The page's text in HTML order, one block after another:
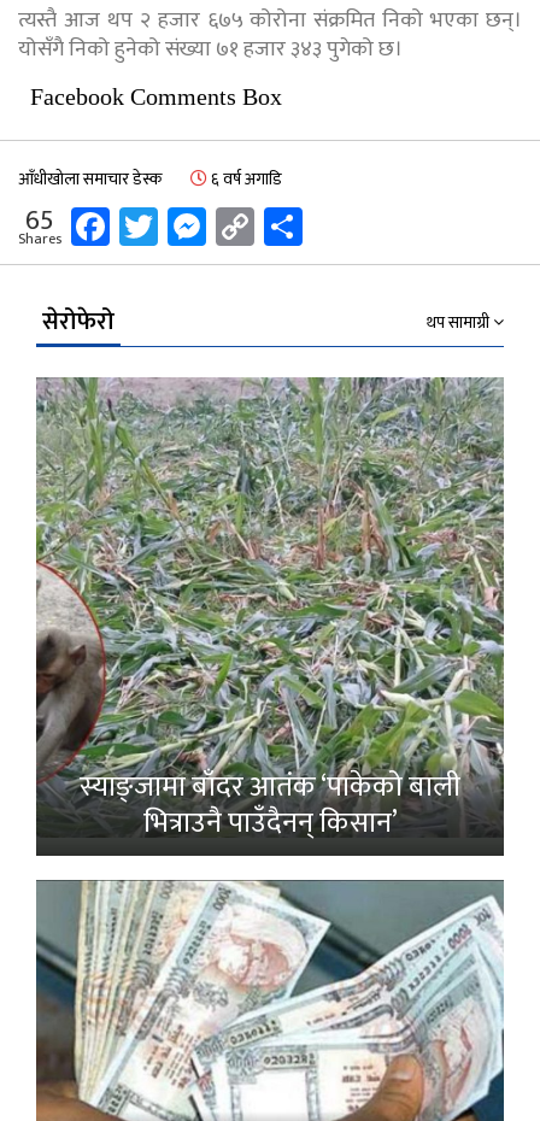
त्यस्तै आज थप २ हजार ६७५ कोरोना संक्रमित निको भएका छन्।
योसँगै निको हुनेको संख्या ७१ हजार ३४३ पुगेको छ।
Facebook Comments Box
आँधीखोला समाचार डेस्क ६ वर्ष अगाडि
65
Shares Facebook
Twitter
Messenger
Copy
Link
सेरोफेरो थप सामाग्री
स्याङ्जामा बाँदर आतंक ‘पाकेको बाली
भित्राउनै पाउँदैनन् किसान’